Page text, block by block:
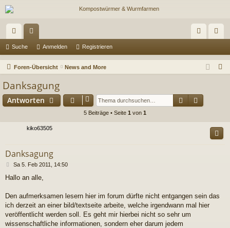
ch
ne
ug
riff
en m
de
n
ist
Suche Anmelden Registrieren
Foren-Übersicht News and More
Danksagung
Antworten Suche
5 Beiträge • Seite 1 von 1
kiko63505
Danksagung
B
i
r
a
Sa 5. Feb 2011, 14:50
Hallo an alle,
Den aufmerksamen lesern hier im forum dürfte nicht entgangen sein das
ich derzeit an einer bild/textseite arbeite, welche irgendwann mal hier
veröffentlicht werden soll. Es geht mir hierbei nicht so sehr um
wissenschaftliche informationen, sondern eher darum jedem